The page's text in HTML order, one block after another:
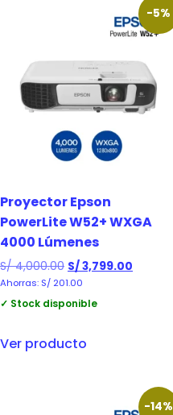
-5%
Proyector Epson
PowerLite W52+ WXGA
4000 Lúmenes
S/4,000.00 S/3,799.00
Ahorras: S/ 201.00
✓ Stock disponible
Ver producto
-14%